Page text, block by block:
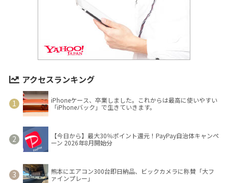
アクセスランキング
iPhoneケース、卒業しました。これからは最高に使いやすい
「iPhoneバック」で生きていきます。
【今日から】最大30％ポイント還元！PayPay自治体キャンペ
ーン 2026年8月開始分
熊本にエアコン300台即日納品、ビックカメラに称賛「大フ
ァインプレー」